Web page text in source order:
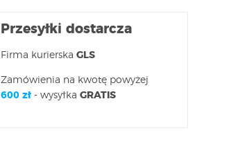
Przesyłki dostarcza
Firma kurierska GLS
Zamówienia na kwotę powyżej
600 zł- wysyłka GRATIS